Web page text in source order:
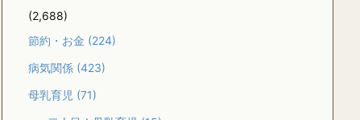
(2,688)
節約・お金 (224)
病気関係 (423)
母乳育児 (71)